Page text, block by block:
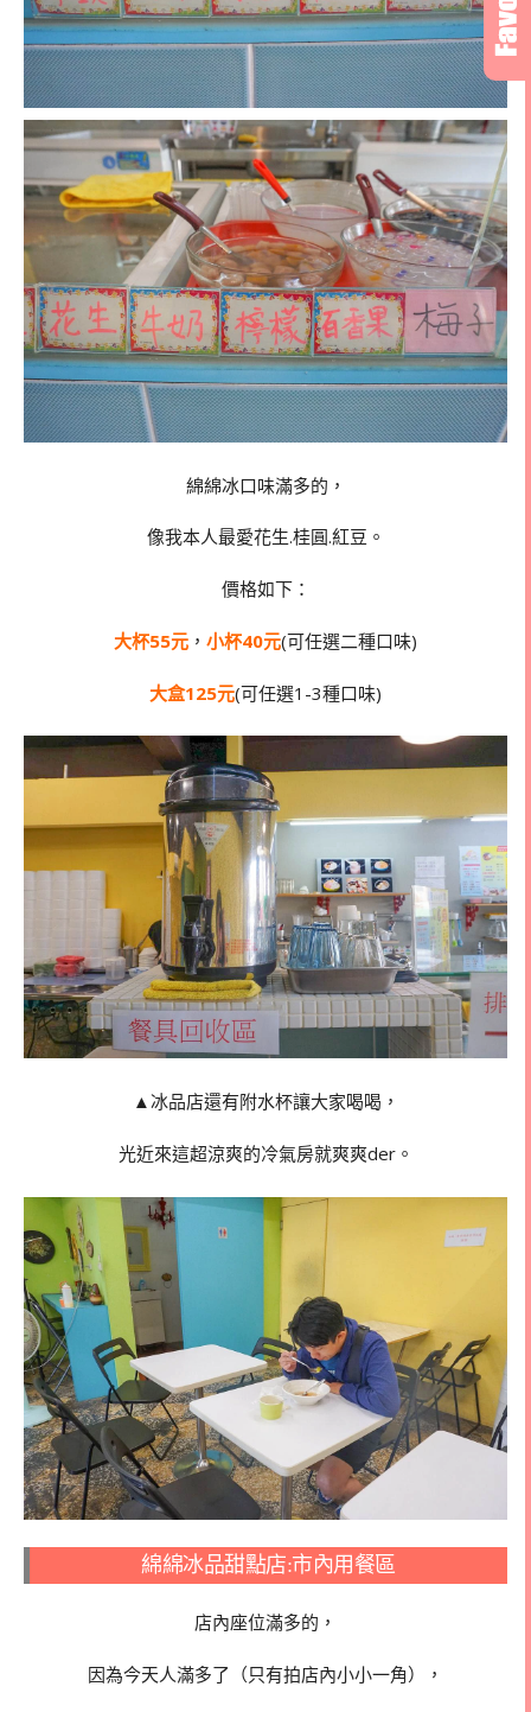
綿綿冰口味滿多的，
像我本人最愛花生.桂圓.紅豆。
價格如下：
大杯55元 ， 小杯40元(可任選二種口味)
大盒125元(可任選1-3種口味)
▲冰品店還有附水杯讓大家喝喝，
光近來這超涼爽的冷氣房就爽爽der。
綿綿冰品甜點店:市內用餐區
店內座位滿多的，
因為今天人滿多了（只有拍店內小小一角），